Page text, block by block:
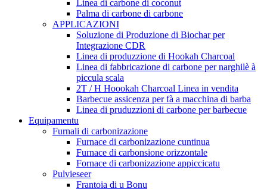
Linea di carbone di coconut
Palma di carbone di carbone
APPLICAZIONI
Soluzione di Produzione di Biochar per
Integrazione CDR
Linea di produzzione di Hookah Charcoal
Linea di fabbricazione di carbone per narghilè à
piccula scala
2T / H Hoookah Charcoal Linea in vendita
Barbecue assicenza per fà a macchina di barba
Linea di pruduzzioni di carbone per barbecue
Equipamentu
Furnali di carbonizazione
Furnace di carbonizazione cuntinua
Furnace di carbonsione orizzontale
Fornace di carbonizazione appiccicatu
Pulvieseer
Frantoia di u Bonu